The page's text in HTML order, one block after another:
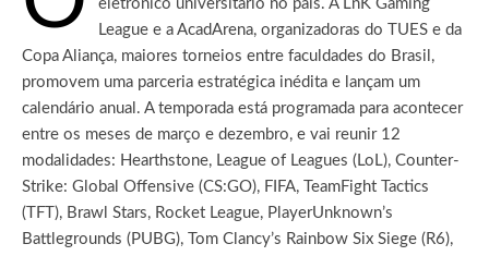
eletrônico universitário no país. A LnK Gaming
League e a AcadArena, organizadoras do TUES e da
Copa Aliança, maiores torneios entre faculdades do Brasil,
promovem uma parceria estratégica inédita e lançam um
calendário anual. A temporada está programada para acontecer
entre os meses de março e dezembro, e vai reunir 12
modalidades: Hearthstone, League of Leagues (LoL), Counter-
Strike: Global Offensive (CS:GO), FIFA, TeamFight Tactics
(TFT), Brawl Stars, Rocket League, PlayerUnknown’s
Battlegrounds (PUBG), Tom Clancy’s Rainbow Six Siege (R6),